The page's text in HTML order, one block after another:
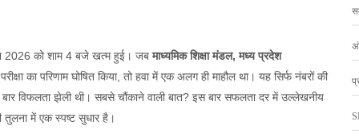
2026 को शाम 4 बजे खत्म हुई। जबमाध्यमिक शिक्षा मंडल, मध्य प्रदेश
का परिणाम घोषित किया, तो हवा में एक अलग ही माहौल था। यह सिर्फ नंबरों की
बार विफलता झेली थी। सबसे चौंकाने वाली बात? इस बार सफलता दर में उल्लेखनीय
तुलना में एक स्पष्ट सुधार है।